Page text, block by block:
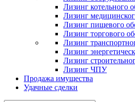
Лизинг котельного
Лизинг
Лизинг пищевого
Лизинг торгового
Лизинг
Лизинг
Лизинг
Лизинг ЧПУ
Продажа имущества
Удачные сделки